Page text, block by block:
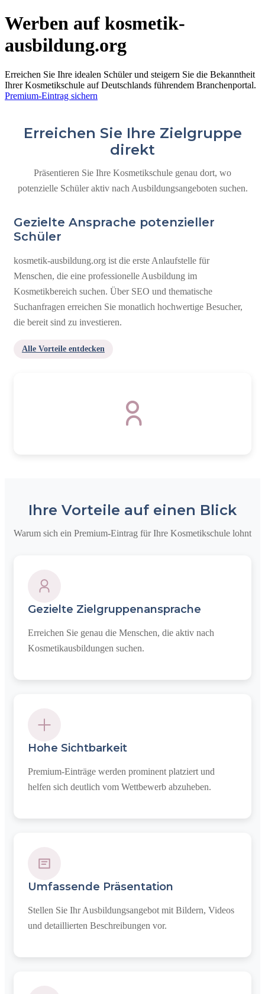
Werben auf kosmetik-
ausbildung.org
Erreichen Sie Ihre idealen Schüler und steigern Sie die Bekanntheit
Ihrer Kosmetikschule auf Deutschlands führendem Branchenportal.
Premium-Eintrag sichern
Erreichen Sie Ihre Zielgruppe
direkt
Präsentieren Sie Ihre Kosmetikschule genau dort, wo
potenzielle Schüler aktiv nach Ausbildungsangeboten suchen.
Gezielte Ansprache potenzieller
Schüler
kosmetik-ausbildung.org ist die erste Anlaufstelle für
Menschen, die eine professionelle Ausbildung im
Kosmetikbereich suchen. Über SEO und thematische
Suchanfragen erreichen Sie monatlich hochwertige Besucher,
die bereit sind zu investieren.
Alle Vorteile entdecken
Ihre Vorteile auf einen Blick
Warum sich ein Premium-Eintrag für Ihre Kosmetikschule lohnt
Gezielte Zielgruppenansprache
Erreichen Sie genau die Menschen, die aktiv nach
Kosmetikausbildungen suchen.
Hohe Sichtbarkeit
Premium-Einträge werden prominent platziert und
helfen sich deutlich vom Wettbewerb abzuheben.
Umfassende Präsentation
Stellen Sie Ihr Ausbildungsangebot mit Bildern, Videos
und detaillierten Beschreibungen vor.